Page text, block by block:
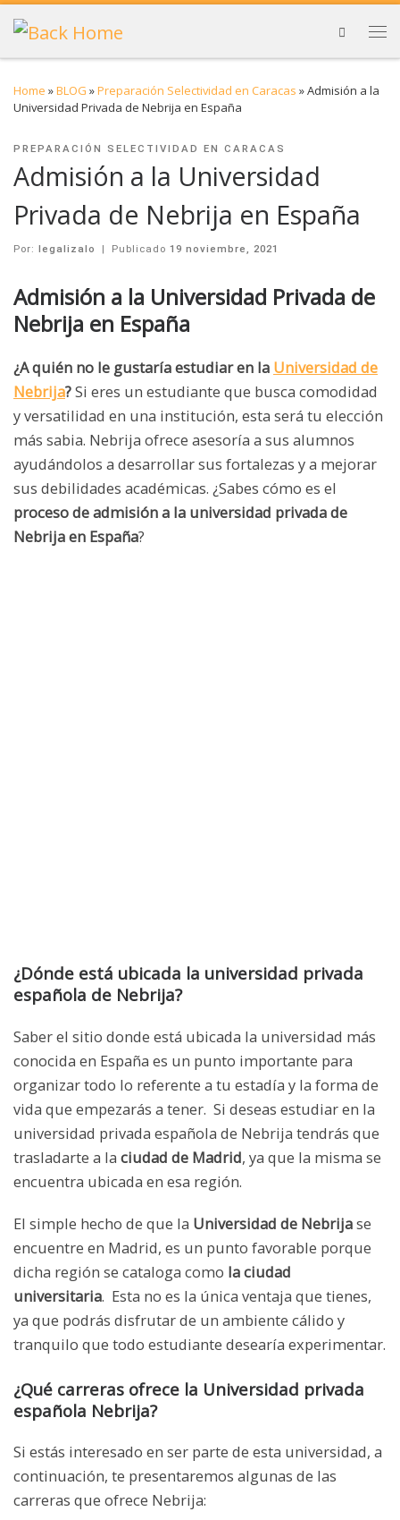
Search
Home »BLOG »Preparación Selectividad en Caracas »Admisión a la
Universidad Privada de Nebrija en España
PREPARACIÓN SELECTIVIDAD EN CARACAS
Admisión a la Universidad
Privada de Nebrija en España
Por: legalizalo | Publicado19 noviembre, 2021
Admisión a la Universidad Privada de
Nebrija en España
¿A quién no le gustaría estudiar en la Universidad de
Nebrija?Si eres un estudiante que busca comodidad
y versatilidad en una institución, esta será tu elección
más sabia. Nebrija ofrece asesoría a sus alumnos
ayudándolos a desarrollar sus fortalezas y a mejorar
sus debilidades académicas. ¿Sabes cómo es el
proceso de admisión a la universidad privada de
Nebrija en España?
¿Dónde está ubicada la universidad privada
española de Nebrija?
Saber el sitio donde está ubicada la universidad más
conocida en España es un punto importante para
organizar todo lo referente a tu estadía y la forma de
vida que empezarás a tener. Si deseas estudiar en la
universidad privada española de Nebrija tendrás que
trasladarte a la ciudad de Madrid, ya que la misma se
encuentra ubicada en esa región.
El simple hecho de que la Universidad de Nebrijase
encuentre en Madrid, es un punto favorable porque
dicha región se cataloga como la ciudad
universitaria. Esta no es la única ventaja que tienes,
ya que podrás disfrutar de un ambiente cálido y
tranquilo que todo estudiante desearía experimentar.
¿Qué carreras ofrece la Universidad privada
española Nebrija?
Si estás interesado en ser parte de esta universidad, a
continuación, te presentaremos algunas de las
carreras que ofrece Nebrija: